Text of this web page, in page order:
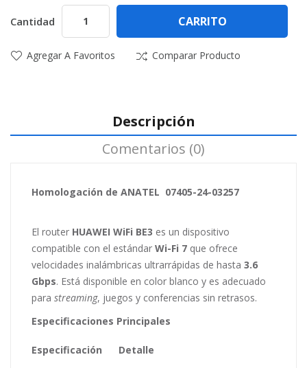
Cantidad CARRITO
Agregar A Favoritos Comparar Producto
Descripción
Comentarios (0)
Homologación de ANATEL 07405-24-03257
El router HUAWEI WiFi BE3 es un dispositivo
compatible con el estándar Wi-Fi 7 que ofrece
velocidades inalámbricas ultrarrápidas de hasta 3.6
Gbps. Está disponible en color blanco y es adecuado
para streaming, juegos y conferencias sin retrasos.
Especificaciones Principales
Especificación Detalle